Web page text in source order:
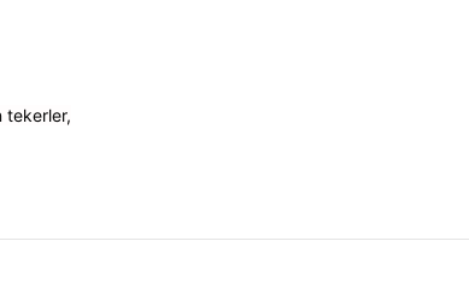
tekerler,